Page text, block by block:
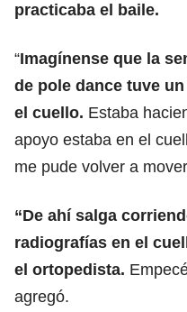
practicaba el baile.
“Imagínense que la
de pole dance tuve
el cuello. Estaba
apoyo estaba en el
me pude volver a
“De ahí salga
radiografías en el
el ortopedista.
agregó.